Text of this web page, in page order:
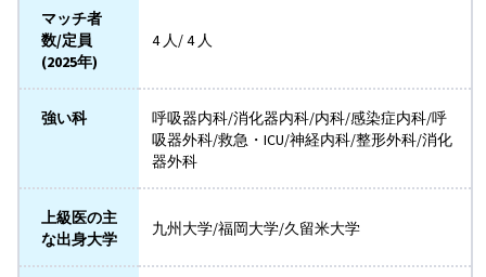
マッチ者
数/定員
(2025年)
4 人/ 4 人
強い科
呼吸器内科/消化器内科/内科/感染症内科/呼
吸器外科/救急・ICU/神経内科/整形外科/消化
器外科
上級医の主
な出身大学
九州大学/福岡大学/久留米大学